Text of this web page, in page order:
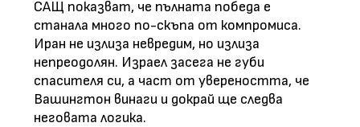
САЩ показват, че пълната победа е
станала много по-скъпа от компромиса.
Иран не излиза невредим, но излиза
непреодолян. Израел засега не губи
спасителя си, а част от увереността, че
Вашингтон винаги и докрай ще следва
неговата логика.